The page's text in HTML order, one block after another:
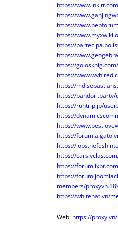
https://
https://
https://
https://
https://
https://
https://
https://
https://
https://
https://runtrip.jp/
https://
https://
https://
https://
https://
https://
https://
members/
https://whitehat.vn/
Web: https://proxy.vn/